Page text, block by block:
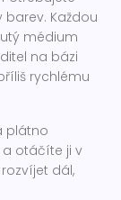
Každou
médium
na bázi
rychlému
plátno
a otáčíte ji v
dál,